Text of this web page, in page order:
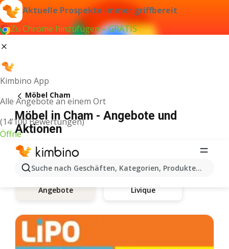
Aktuelle Prospekte immer griffbereit
Zu Chrome hinzufügen – GRATIS
Kimbino App
Alle Angebote an einem Ort
(14’100 Bewertungen)
Öffne
Suche nach Geschäften, Kategorien, Produkten...
Möbel Cham
Möbel in Cham - Angebote und
Aktionen
Angebote Livique